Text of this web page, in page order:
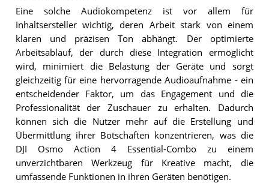
Eine solche Audiokompetenz ist vor allem für
Inhaltsersteller wichtig, deren Arbeit stark von einem
klaren und präzisen Ton abhängt. Der optimierte
Arbeitsablauf, der durch diese Integration ermöglicht
wird, minimiert die Belastung der Geräte und sorgt
gleichzeitig für eine hervorragende Audioaufnahme - ein
entscheidender Faktor, um das Engagement und die
Professionalität der Zuschauer zu erhalten. Dadurch
können sich die Nutzer mehr auf die Erstellung und
Übermittlung ihrer Botschaften konzentrieren, was die
DJI Osmo Action 4 Essential-Combo zu einem
unverzichtbaren Werkzeug für Kreative macht, die
umfassende Funktionen in ihren Geräten benötigen.